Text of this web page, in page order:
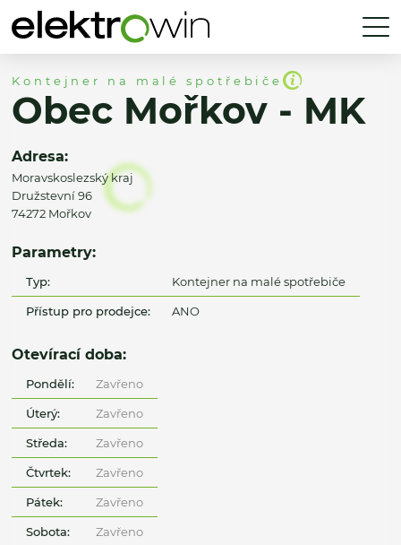
Kontejner na malé spotřebiče
Obec Mořkov - MK
Adresa:
Moravskoslezský kraj
Družstevní 96
74272 Mořkov
Parametry:
Typ: Kontejner na malé spotřebiče
Přístup pro prodejce: ANO
Otevírací doba:
Pondělí: Zavřeno
Úterý: Zavřeno
Středa: Zavřeno
Čtvrtek: Zavřeno
Pátek: Zavřeno
Sobota: Zavřeno